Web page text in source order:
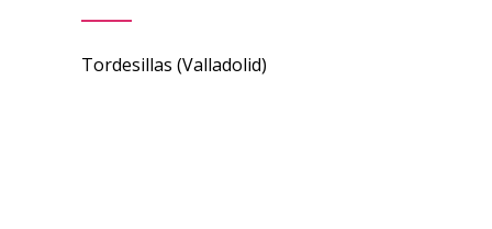
Tordesillas (Valladolid)